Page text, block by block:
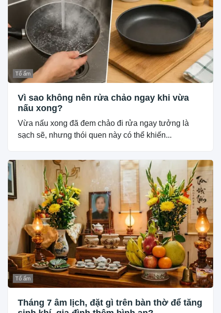
Tổ ấm
Vì sao không nên rửa chảo ngay khi vừa
nấu xong?
Vừa nấu xong đã đem chảo đi rửa ngay tưởng là
sạch sẽ, nhưng thói quen này có thể khiến...
Tổ ấm
Tháng 7 âm lịch, đặt gì trên bàn thờ để tăng